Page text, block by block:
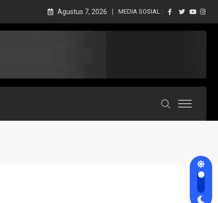
Agustus 7, 2026 MEDIA SOSIAL :